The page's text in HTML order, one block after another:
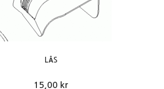
LÅS
15,00 kr